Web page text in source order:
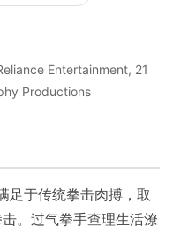
Entertainment, 21
Productions
足于传统拳击肉搏，取
。过气拳手查理生活潦